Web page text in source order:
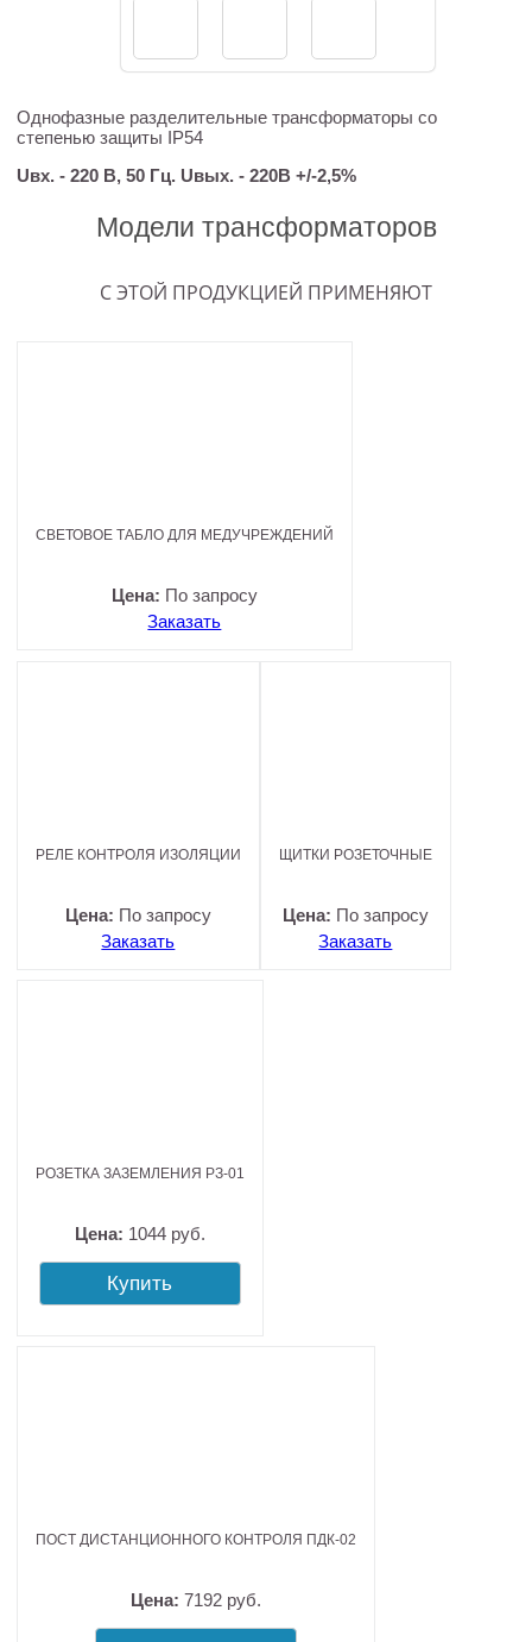
Однофазные разделительные трансформаторы со
степенью защиты IP54
Uвх. - 220 В, 50 Гц. Uвых. - 220В +/-2,5%
Модели трансформаторов
С ЭТОЙ ПРОДУКЦИЕЙ ПРИМЕНЯЮТ
СВЕТОВОЕ ТАБЛО ДЛЯ МЕДУЧРЕЖДЕНИЙ
Цена: По запросу
Заказать
РЕЛЕ КОНТРОЛЯ ИЗОЛЯЦИИ
Цена: По запросу
Заказать
ЩИТКИ РОЗЕТОЧНЫЕ
Цена: По запросу
Заказать
РОЗЕТКА ЗАЗЕМЛЕНИЯ РЗ-01
Цена: 1044 руб.
Купить
ПОСТ ДИСТАНЦИОННОГО КОНТРОЛЯ ПДК-02
Цена: 7192 руб.